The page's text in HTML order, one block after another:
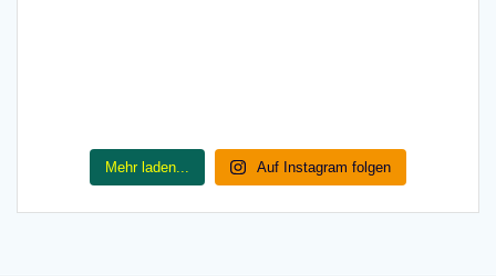
Mehr laden... Auf Instagram folgen